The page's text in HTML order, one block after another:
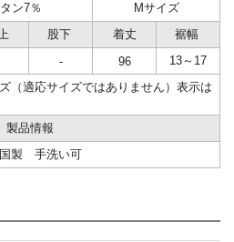
ン7％
Mサイズ
股下 着丈
裾幅
- 96
13～17
（適応サイズではありません）表示は
製品情報
製 手洗い可